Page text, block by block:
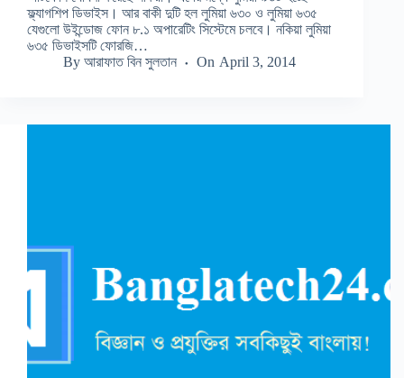
ফ্ল্যাগশিপ ডিভাইস। আর বাকী দুটি হল লুমিয়া ৬৩০ ও লুমিয়া ৬৩৫
যেগুলো উইন্ডোজ ফোন ৮.১ অপারেটিং সিস্টেমে চলবে। নকিয়া লুমিয়া
৬৩৫ ডিভাইসটি ফোরজি…
By আরাফাত বিন সুলতান On April 3, 2014